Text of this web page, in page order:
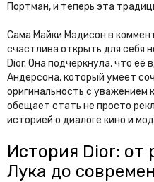
Портман, и теперь эта
Сама Майки Мэдисон в
счастлива открыть для себя
Dior. Она подчеркнула, что её
Андерсона, который умеет
оригинальность с
обещает стать не просто
историей о диалоге кино и
История Dior:
Лука до